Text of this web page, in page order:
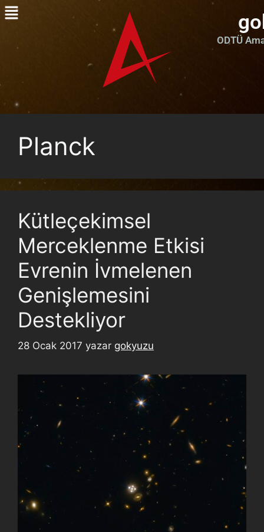
ODTÜ
Planck
Kütleçekimsel
Merceklenme Etkisi
Evrenin İvmelenen
Genişlemesini
Destekliyor
28 Ocak 2017 yazar gokyuzu